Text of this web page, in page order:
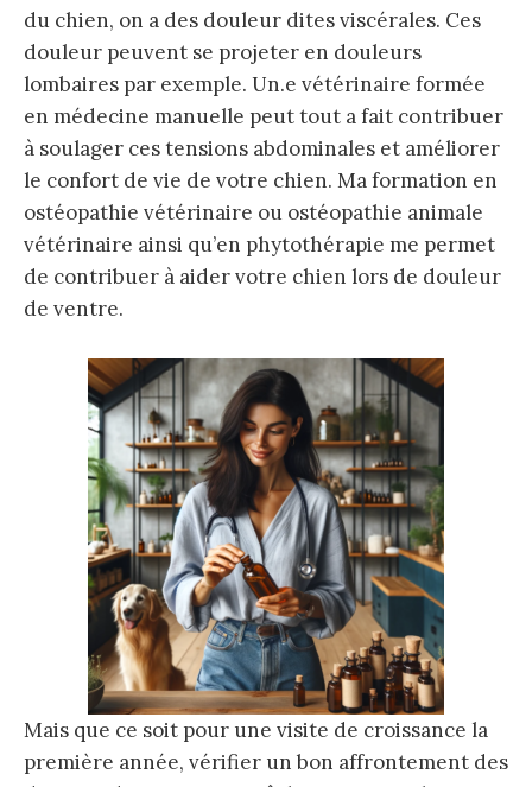
du chien, on a des douleur dites viscérales. Ces
douleur peuvent se projeter en douleurs
lombaires par exemple. Un.e vétérinaire formée
en médecine manuelle peut tout a fait contribuer
à soulager ces tensions abdominales et améliorer
le confort de vie de votre chien. Ma formation en
ostéopathie vétérinaire ou ostéopathie animale
vétérinaire ainsi qu’en phytothérapie me permet
de contribuer à aider votre chien lors de douleur
de ventre.
Mais que ce soit pour une visite de croissance la
première année, vérifier un bon affrontement des